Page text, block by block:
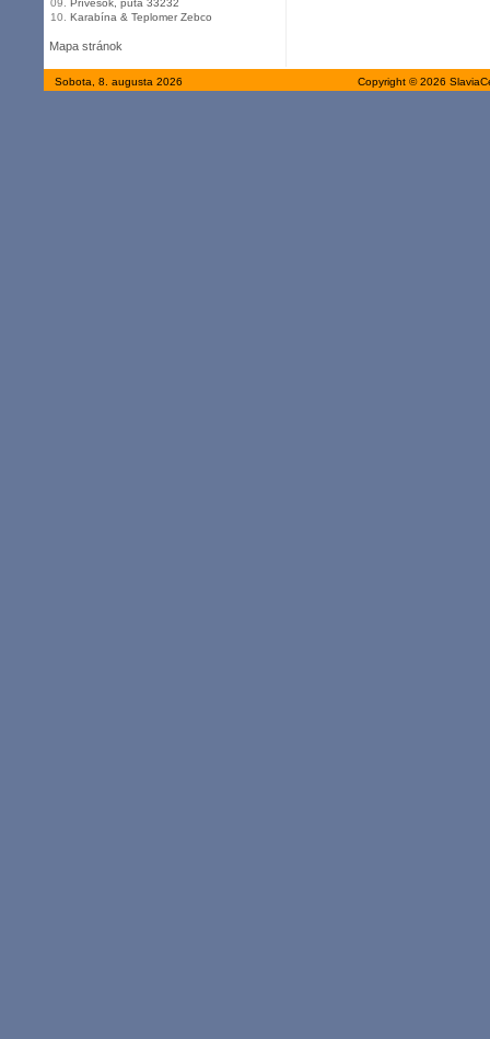
09.
Prívesok, putá 33232
10.
Karabína & Teplomer Zebco
Mapa stránok
Sobota, 8. augusta 2026 Copyright © 2026